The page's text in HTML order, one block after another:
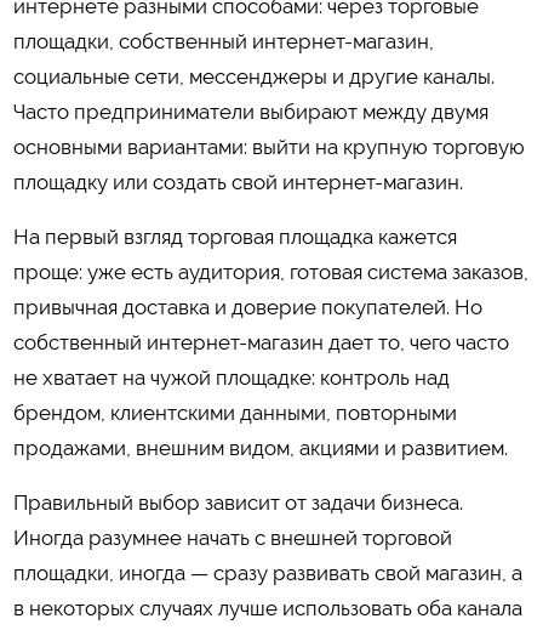
интернете разными способами: через торговые
площадки, собственный интернет-магазин,
социальные сети, мессенджеры и другие каналы.
Часто предприниматели выбирают между двумя
основными вариантами: выйти на крупную торговую
площадку или создать свой интернет-магазин.
На первый взгляд торговая площадка кажется
проще: уже есть аудитория, готовая система заказов,
привычная доставка и доверие покупателей. Но
собственный интернет-магазин дает то, чего часто
не хватает на чужой площадке: контроль над
брендом, клиентскими данными, повторными
продажами, внешним видом, акциями и развитием.
Правильный выбор зависит от задачи бизнеса.
Иногда разумнее начать с внешней торговой
площадки, иногда — сразу развивать свой магазин, а
в некоторых случаях лучше использовать оба канала